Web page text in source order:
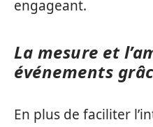
engageant.
La mesure et
événements
En plus de faciliter